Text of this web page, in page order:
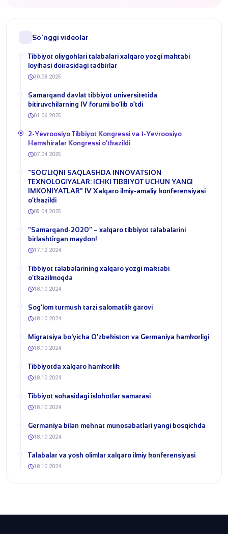
So'nggi videolar
Tibbiyot oliygohlari talabalari xalqaro yozgi maktabi
loyihasi doirasidagi tadbirlar
30.08.2025
​Samarqand davlat tibbiyot universitetida
bitiruvchilarning IV forumi bo‘lib o‘tdi
01.06.2025
2-Yevroosiyo Tibbiyot Kongressi va 1-Yevroosiyo
Hamshiralar Kongressi o‘tkazildi
07.04.2025
​"SOG‘LIQNI SAQLASHDA INNOVATSION
TEXNOLOGIYALAR: ICHKI TIBBIYOT UCHUN YANGI
IMKONIYATLAR" IV Xalqaro ilmiy-amaliy konferensiyasi
o‘tkazildi
05.04.2025
“Samarqand-2020” – xalqaro tibbiyot talabalarini
birlashtirgan maydon!
17.12.2024
Tibbiyot talabalarining xalqaro yozgi maktabi
o‘tkazilmoqda
18.10.2024
Sog‘lom turmush tarzi salomatlik garovi
18.10.2024
Migratsiya bo'yicha O'zbekiston va Germaniya hamkorligi
18.10.2024
Tibbiyotda xalqaro hamkorlik
18.10.2024
Tibbiyot sohasidagi islohotlar samarasi
18.10.2024
Germaniya bilan mehnat munosabatlari yangi bosqichda
18.10.2024
Talabalar va yosh olimlar xalqaro ilmiy konferensiyasi
18.10.2024